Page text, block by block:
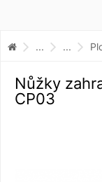
... ...
Nůžky
CP03